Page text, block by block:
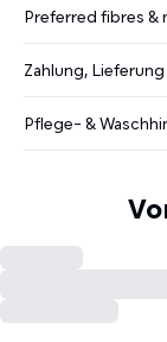
Preferred fibres &
Zahlung,
Pflege- &